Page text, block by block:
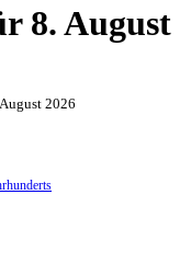
8. August
2026